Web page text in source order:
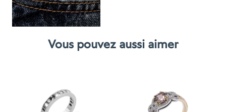
Vous pouvez aussi aimer